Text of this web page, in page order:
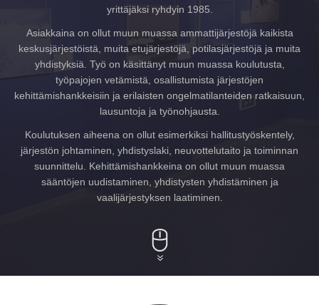
yrittäjäksi ryhdyin 1985.
Asiakkaina on ollut muun muassa ammattijärjestöjä kaikista
keskusjärjestöistä, muita etujärjestöjä, potilasjärjestöjä ja muita
yhdistyksiä. Työ on käsittänyt muun muassa koulutusta,
työpajojen vetämistä, osallistumista järjestöjen
kehittämishankkeisiin ja erilaisten ongelmatilanteiden ratkaisuun,
lausuntoja ja työnohjausta.
Koulutuksen aiheena on ollut esimerkiksi hallitustyöskentely,
järjestön johtaminen, yhdistyslaki, neuvottelutaito ja toiminnan
suunnittelu. Kehittämishankkeina on ollut muun muassa
sääntöjen uudistaminen, yhdistysten yhdistäminen ja
vaalijärjestyksen laatiminen.